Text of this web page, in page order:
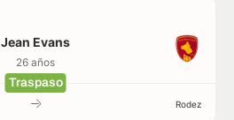
Jean Evans
26 años
Traspaso
Rodez